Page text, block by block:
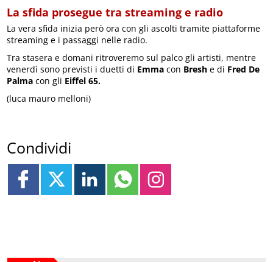
La sfida prosegue tra streaming e radio
La vera sfida inizia però ora con gli ascolti tramite piattaforme
streaming e i passaggi nelle radio.
Tra stasera e domani ritroveremo sul palco gli artisti, mentre
venerdì sono previsti i duetti di Emma con Bresh e di Fred De
Palma con gli Eiffel 65.
(luca mauro melloni)
Condividi